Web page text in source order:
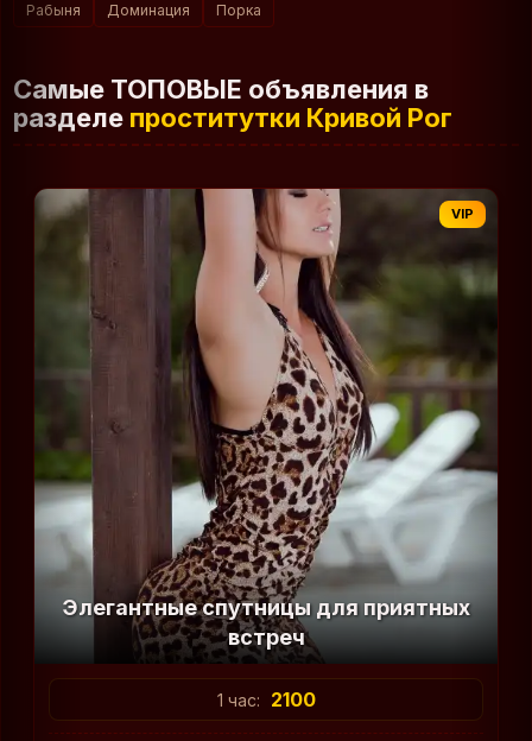
Рабыня Доминация Порка
Самые ТОПОВЫЕ объявления в
разделе проститутки Кривой Рог
VIP
Элегантные спутницы для приятных
встреч
1 час: 2100